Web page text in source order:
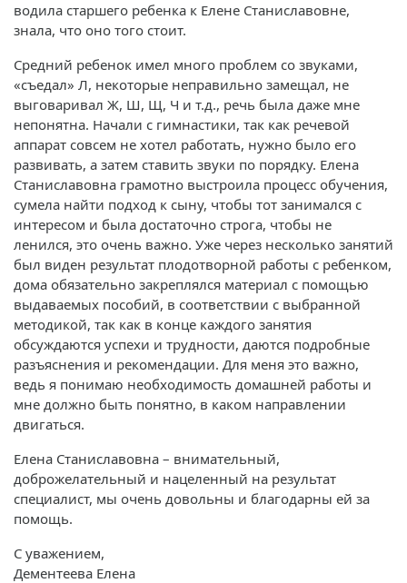
водила старшего ребенка к Елене Станиславовне,
знала, что оно того стоит.
Средний ребенок имел много проблем со звуками,
«съедал» Л, некоторые неправильно замещал, не
выговаривал Ж, Ш, Щ, Ч и т.д., речь была даже мне
непонятна. Начали с гимнастики, так как речевой
аппарат совсем не хотел работать, нужно было его
развивать, а затем ставить звуки по порядку. Елена
Станиславовна грамотно выстроила процесс обучения,
сумела найти подход к сыну, чтобы тот занимался с
интересом и была достаточно строга, чтобы не
ленился, это очень важно. Уже через несколько занятий
был виден результат плодотворной работы с ребенком,
дома обязательно закреплялся материал с помощью
выдаваемых пособий, в соответствии с выбранной
методикой, так как в конце каждого занятия
обсуждаются успехи и трудности, даются подробные
разъяснения и рекомендации. Для меня это важно,
ведь я понимаю необходимость домашней работы и
мне должно быть понятно, в каком направлении
двигаться.
Елена Станиславовна – внимательный,
доброжелательный и нацеленный на результат
специалист, мы очень довольны и благодарны ей за
помощь.
С уважением,
Дементеева Елена